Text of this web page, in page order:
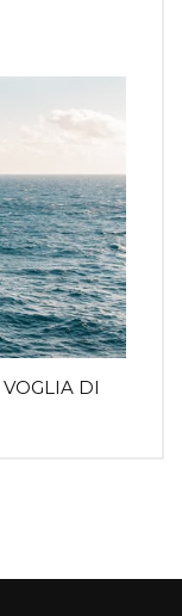
DI